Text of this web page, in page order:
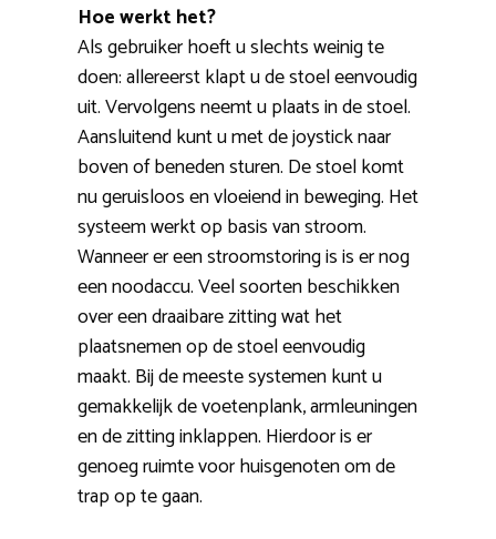
Hoe werkt het?
Als gebruiker hoeft u slechts weinig te
doen: allereerst klapt u de stoel eenvoudig
uit. Vervolgens neemt u plaats in de stoel.
Aansluitend kunt u met de joystick naar
boven of beneden sturen. De stoel komt
nu geruisloos en vloeiend in beweging. Het
systeem werkt op basis van stroom.
Wanneer er een stroomstoring is is er nog
een noodaccu. Veel soorten beschikken
over een draaibare zitting wat het
plaatsnemen op de stoel eenvoudig
maakt. Bij de meeste systemen kunt u
gemakkelijk de voetenplank, armleuningen
en de zitting inklappen. Hierdoor is er
genoeg ruimte voor huisgenoten om de
trap op te gaan.